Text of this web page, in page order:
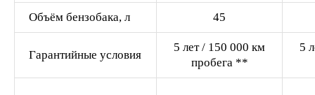
Объём бензобака, л 45
Гарантийные условия
5 лет / 150 000 км
пробега **
5